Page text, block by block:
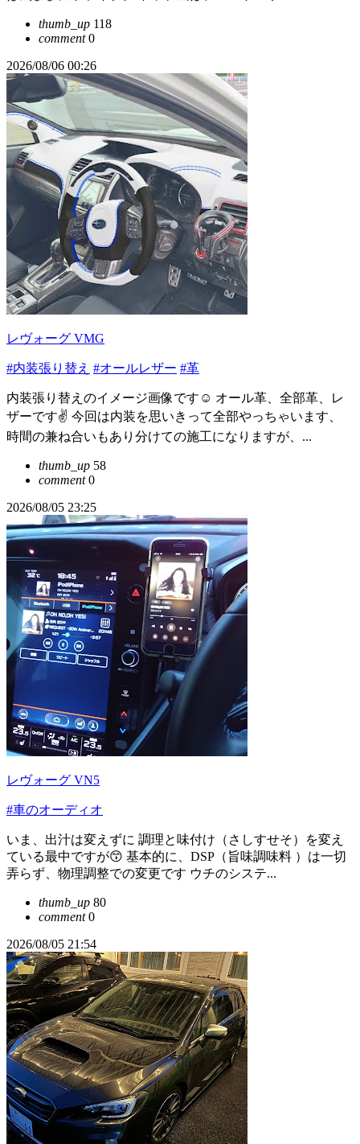
thumb_up 118
comment0
2026/08/06 00:26
レヴォーグ VMG
#内装張り替え #オールレザー #革
内装張り替えのイメージ画像です☺ オール革、全部革、レ
ザーです✌ 今回は内装を思いきって全部やっちゃいます、
時間の兼ね合いもあり分けての施工になりますが、...
thumb_up 58
comment0
2026/08/05 23:25
レヴォーグ VN5
#車のオーディオ
いま、出汁は変えずに 調理と味付け（さしすせそ）を変え
ている最中ですが😙 基本的に、DSP（旨味調味料 ）は一切
弄らず、物理調整での変更です ウチのシステ...
thumb_up 80
comment0
2026/08/05 21:54